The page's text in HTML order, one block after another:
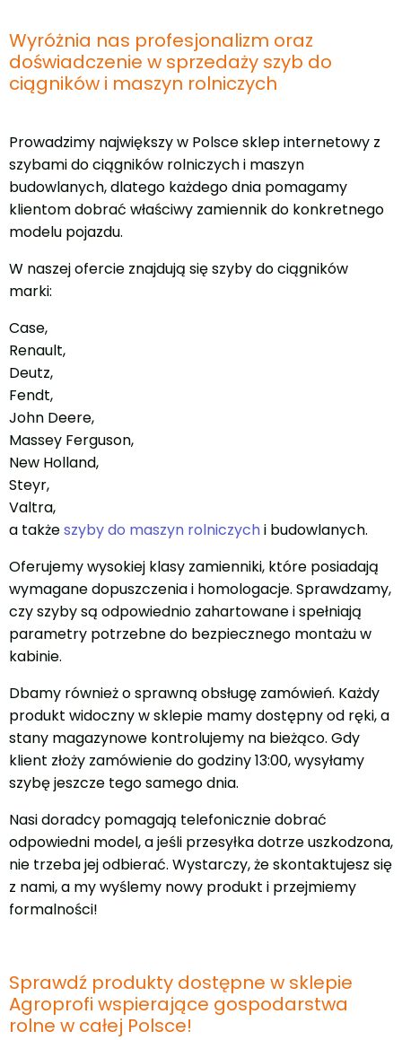
Wyróżnia nas profesjonalizm oraz
doświadczenie w sprzedaży szyb do
ciągników i maszyn rolniczych
Prowadzimy największy w Polsce sklep internetowy z
szybami do ciągników rolniczych i maszyn
budowlanych, dlatego każdego dnia pomagamy
klientom dobrać właściwy zamiennik do konkretnego
modelu pojazdu.
W naszej ofercie znajdują się szyby do ciągników
marki:
Case,
Renault,
Deutz,
Fendt,
John Deere,
Massey Ferguson,
New Holland,
Steyr,
Valtra,
a takżeszyby do maszyn rolniczychi budowlanych.
Oferujemy wysokiej klasy zamienniki, które posiadają
wymagane dopuszczenia i homologacje. Sprawdzamy,
czy szyby są odpowiednio zahartowane i spełniają
parametry potrzebne do bezpiecznego montażu w
kabinie.
Dbamy również o sprawną obsługę zamówień. Każdy
produkt widoczny w sklepie mamy dostępny od ręki, a
stany magazynowe kontrolujemy na bieżąco. Gdy
klient złoży zamówienie do godziny 13:00, wysyłamy
szybę jeszcze tego samego dnia.
Nasi doradcy pomagają telefonicznie dobrać
odpowiedni model, a jeśli przesyłka dotrze uszkodzona,
nie trzeba jej odbierać. Wystarczy, że skontaktujesz się
z nami, a my wyślemy nowy produkt i przejmiemy
formalności!
Sprawdź produkty dostępne w sklepie
Agroprofi wspierające gospodarstwa
rolne w całej Polsce!